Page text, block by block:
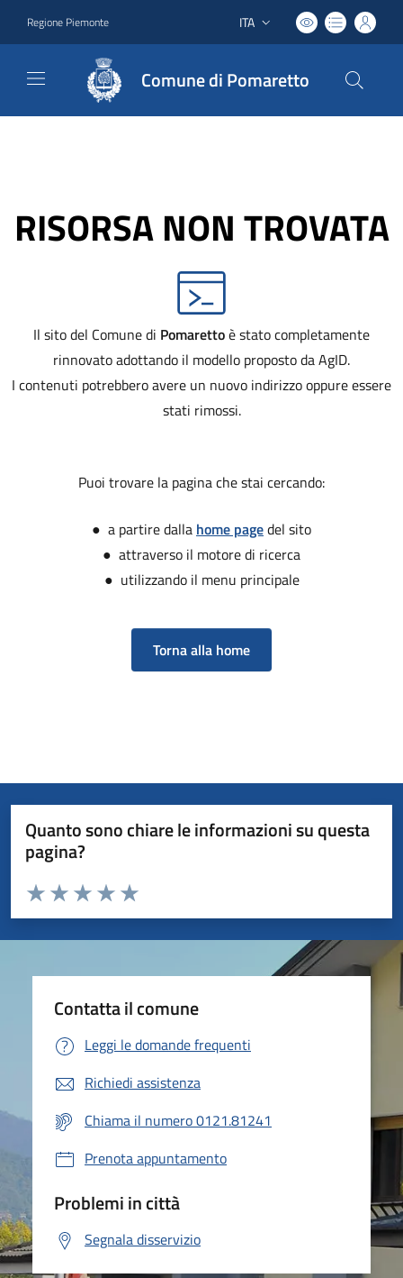
Regione Piemonte Lingua attiva:
ITA
Comune di Pomaretto
RISORSA NON TROVATA
Il sito del Comune di Pomarettoè stato completamente
rinnovato adottando il modello proposto da AgID.
I contenuti potrebbero avere un nuovo indirizzo oppure essere
stati rimossi.
Puoi trovare la pagina che stai cercando:
● a partire dalla home pagedel sito
● attraverso il motore di ricerca
● utilizzando il menu principale
Torna alla home
Quanto sono chiare le informazioni su questa
pagina?
Valuta da 1 a 5 stelle la pagina
Valuta 5 stelle su 5
Valuta 4 stelle su 5
Valuta 3 stelle su 5
Valuta 2 stelle su 5
Valuta 1 stelle su 5
Contatta il comune
Leggi le domande frequenti
Richiedi assistenza
Chiama il numero 0121.81241
Prenota appuntamento
Problemi in città
Segnala disservizio